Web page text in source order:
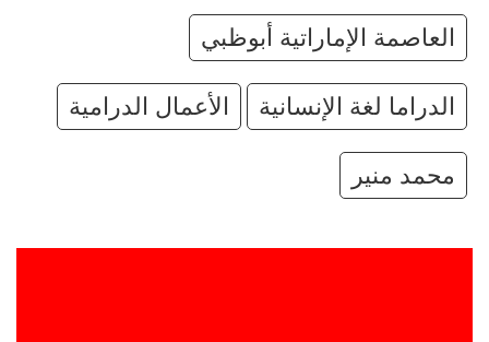
العاصمة الإماراتية أبوظبي
الدراما لغة الإنسانية الأعمال الدرامية
محمد منير